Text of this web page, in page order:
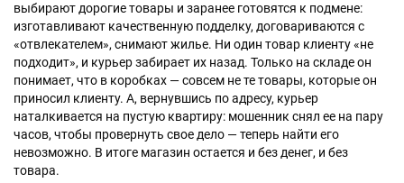
выбирают дорогие товары и заранее готовятся к подмене:
изготавливают качественную подделку, договариваются с
«отвлекателем», снимают жилье. Ни один товар клиенту «не
подходит», и курьер забирает их назад. Только на складе он
понимает, что в коробках — совсем не те товары, которые он
приносил клиенту. А, вернувшись по адресу, курьер
наталкивается на пустую квартиру: мошенник снял ее на пару
часов, чтобы провернуть свое дело — теперь найти его
невозможно. В итоге магазин остается и без денег, и без
товара.